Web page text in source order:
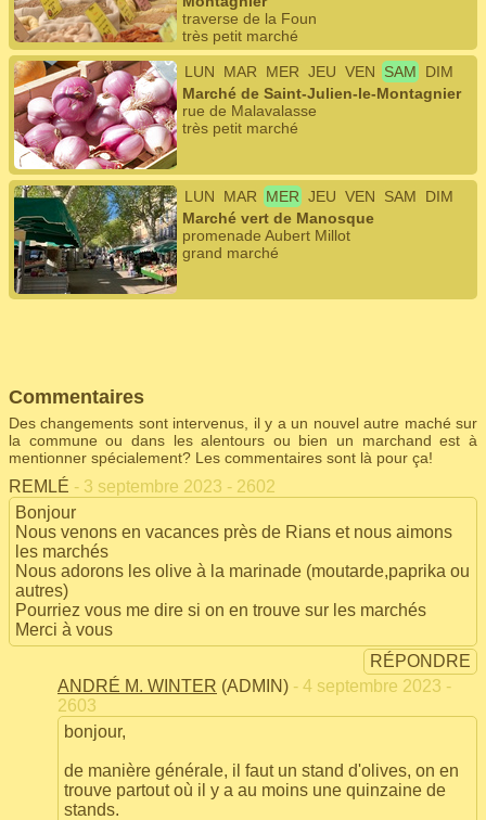
traverse de la Foun
très petit marché
LUN MAR MER JEU VEN SAM
DIM
Marché de Saint-Julien-le-Montagnier
rue de Malavalasse
très petit marché
LUN MAR MER JEU VEN SAM
DIM
Marché vert de Manosque
promenade Aubert Millot
grand marché
Commentaires
Des changements sont intervenus, il y a un nouvel autre maché sur
la commune ou dans les alentours ou bien un marchand est à
mentionner spécialement? Les commentaires sont là pour ça!
REMLÉ - 3 septembre 2023 - 2602
Bonjour
Nous venons en vacances près de Rians et nous aimons
les marchés
Nous adorons les olive à la marinade (moutarde,paprika ou
autres)
Pourriez vous me dire si on en trouve sur les marchés
Merci à vous
RÉPONDRE
ANDRÉ M. WINTER (ADMIN) - 4 septembre 2023 -
2603
bonjour,
de manière générale, il faut un stand d'olives, on en
trouve partout où il y a au moins une quinzaine de
stands.